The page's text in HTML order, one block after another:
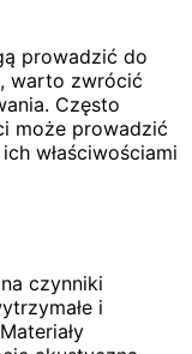
prowadzić do
warto zwrócić
Często
może prowadzić
właściwościami
czynniki
i